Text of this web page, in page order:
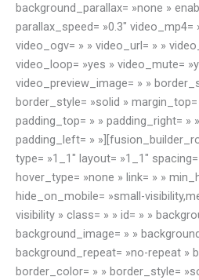
background_parallax= »none »
parallax_speed= »0.3″ video_mp4=
video_ogv= » » video_url= » »
video_loop= »yes » video_mute=
video_preview_image= » »
border_style= »solid »
padding_top= » » padding_right= »
padding_left= »
type= »1_1″ layout= »1_1″
hover_type= »none » link= » »
hide_on_mobile= »small-
visibility » class= » » id= » »
background_image= » »
background_repeat= »no-repeat »
border_color= » » border_style=